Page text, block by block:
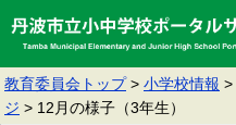
教育委員会トップ > 小学校情報 >
ジ > 12月の様子（3年生）